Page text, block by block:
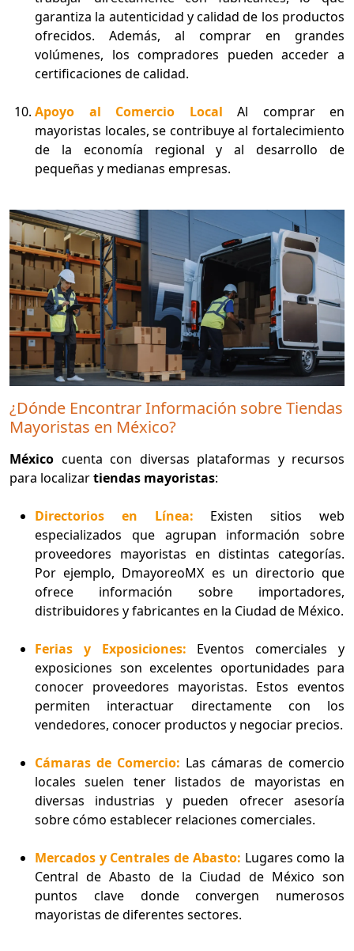
garantiza la autenticidad y calidad de los productos
ofrecidos. Además, al comprar en grandes
volúmenes, los compradores pueden acceder a
certificaciones de calidad.
Apoyo al Comercio Local Al comprar en
mayoristas locales, se contribuye al fortalecimiento
de la economía regional y al desarrollo de
pequeñas y medianas empresas.
¿Dónde Encontrar Información sobre Tiendas
Mayoristas en México?
México cuenta con diversas plataformas y recursos
para localizartiendas mayoristas:
Directorios en Línea: Existen sitios web
especializados que agrupan información sobre
proveedores mayoristas en distintas categorías.
Por ejemplo, DmayoreoMX es un directorio que
ofrece información sobre importadores,
distribuidores y fabricantes en la Ciudad de México.
Ferias y Exposiciones: Eventos comerciales y
exposiciones son excelentes oportunidades para
conocer proveedores mayoristas. Estos eventos
permiten interactuar directamente con los
vendedores, conocer productos y negociar precios.
Cámaras de Comercio: Las cámaras de comercio
locales suelen tener listados de mayoristas en
diversas industrias y pueden ofrecer asesoría
sobre cómo establecer relaciones comerciales.
Mercados y Centrales de Abasto: Lugares como la
Central de Abasto de la Ciudad de México son
puntos clave donde convergen numerosos
mayoristas de diferentes sectores.